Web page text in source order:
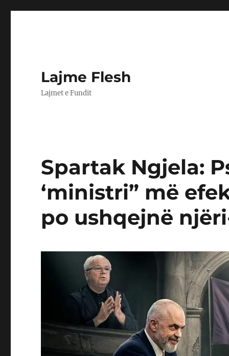
Lajme Flesh
Lajmet e Fundit
Spartak Ngjela:
‘ministri” më
po ushqejnë